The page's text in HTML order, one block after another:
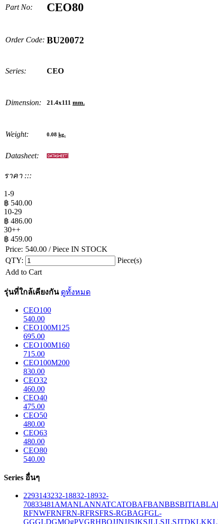
Part No: CEO80
Order Code: BU20072
Series: CEO
Dimension: 21.4x111 mm.
Weight: 0.08 kg.
Datasheet:
ราคา :::
1-9
฿ 540.00
10-29
฿ 486.00
30++
฿ 459.00
Price: 540.00 / Piece IN STOCK
QTY:
Piece(s)
Add to Cart
รุ่นที่ใกล้เคียงกัน ดูทั้งหมด
CEO100
540.00
CEO100M125
695.00
CEO100M160
715.00
CEO100M200
830.00
CEO32
460.00
CEO40
475.00
CEO50
480.00
CEO63
480.00
CEO80
540.00
Series อื่นๆ
2293143232-18832-18932-
70833481 AMANLANNATCATOBAFBANBBSBITIABLA
RFNWFRNFRN-RFRSFRS-RGBAGFGL-
GGGLDGMQgPVGRHBOJJNJJSJKSJLLSJLSJTDKLK